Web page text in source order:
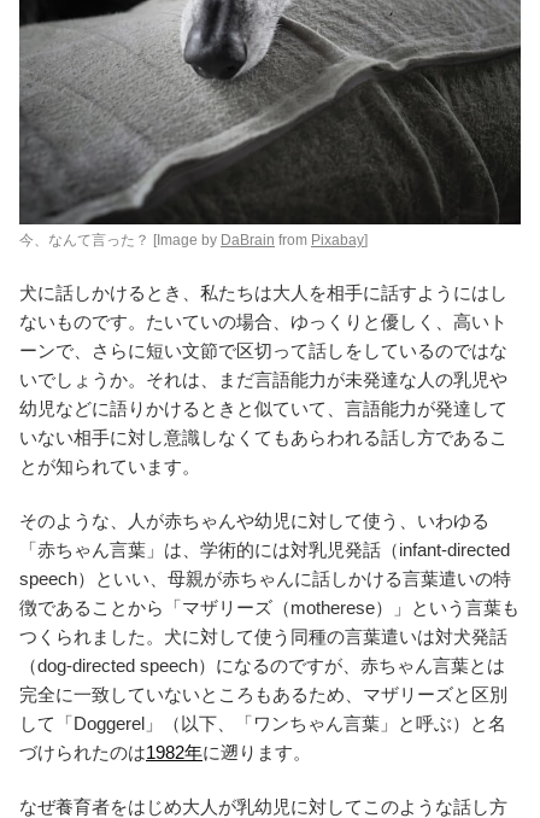
今、なんて言った？ [Image by DaBrain from Pixabay]
犬に話しかけるとき、私たちは大人を相手に話すようにはし
ないものです。たいていの場合、ゆっくりと優しく、高いト
ーンで、さらに短い文節で区切って話しをしているのではな
いでしょうか。それは、まだ言語能力が未発達な人の乳児や
幼児などに語りかけるときと似ていて、言語能力が発達して
いない相手に対し意識しなくてもあらわれる話し方であるこ
とが知られています。
そのような、人が赤ちゃんや幼児に対して使う、いわゆる
「赤ちゃん言葉」は、学術的には対乳児発話（infant-directed
speech）といい、母親が赤ちゃんに話しかける言葉遣いの特
徴であることから「マザリーズ（motherese）」という言葉も
つくられました。犬に対して使う同種の言葉遣いは対犬発話
（dog-directed speech）になるのですが、赤ちゃん言葉とは
完全に一致していないところもあるため、マザリーズと区別
して「Doggerel」（以下、「ワンちゃん言葉」と呼ぶ）と名
づけられたのは1982年に遡ります。
なぜ養育者をはじめ大人が乳幼児に対してこのような話し方